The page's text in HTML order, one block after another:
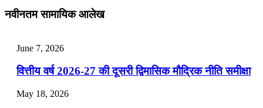
July 25, 2026
📝 डेली करेंट अफेयर्स: 22-24 जुलाई 2026
July 22, 2026
नवीनतम सामायिक आलेख
June 7, 2026
वित्तीय वर्ष 2026-27 की दूसरी द्विमासिक मौद्रिक नीति समीक्षा
May 18, 2026